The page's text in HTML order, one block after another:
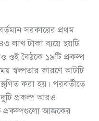
সরকারের প্রথম
টাকা ব্যয়ে ছয়টি
ওই বৈঠকে ১৯টি প্রকল্প
স্বল্পতার কারণে আটটি
করা হয়। পরবর্তীতে
প্রকল্প আরও
প্রকল্পগুলো আজকের